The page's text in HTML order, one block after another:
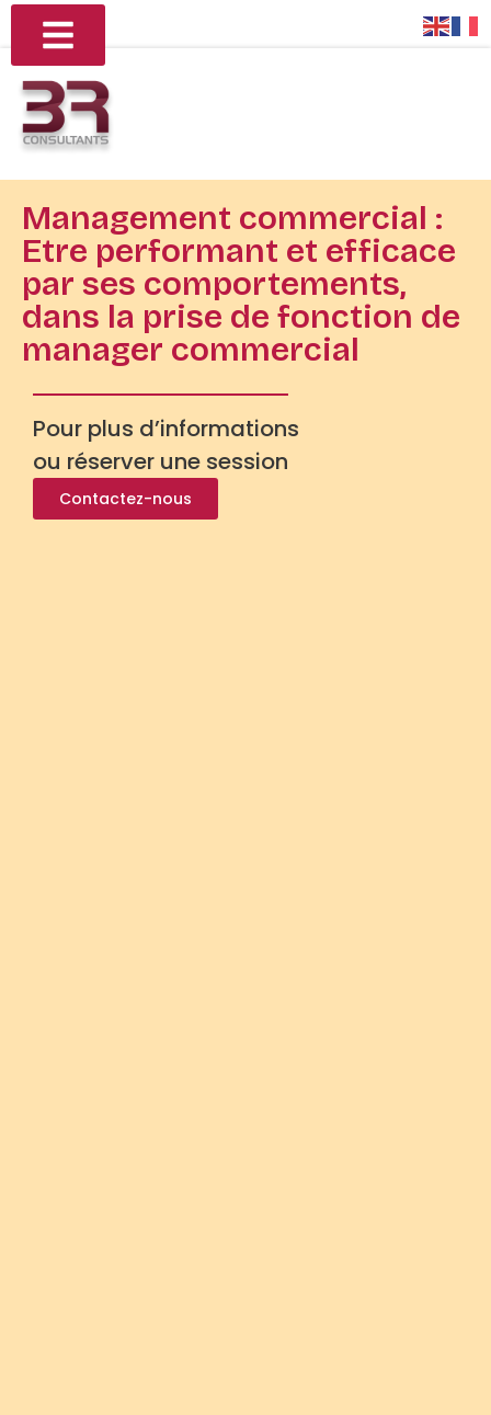
Management commercial :
Etre performant et efficace
par ses comportements,
dans la prise de fonction de
manager commercial
Pour plus d’informations
ou réserver une session
Contactez-nous